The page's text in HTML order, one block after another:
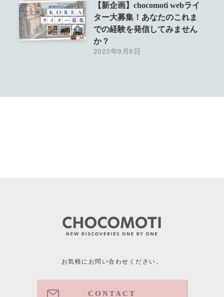
【新企画】chocomoti webライ
ター大募集！あなたのこれま
での経験を発信してみません
か？
2023年9月8日
お気軽にお問い合わせください。
CONTACT